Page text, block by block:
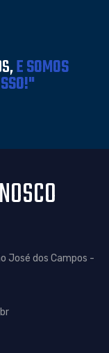
E SOMOS
José dos Campos -